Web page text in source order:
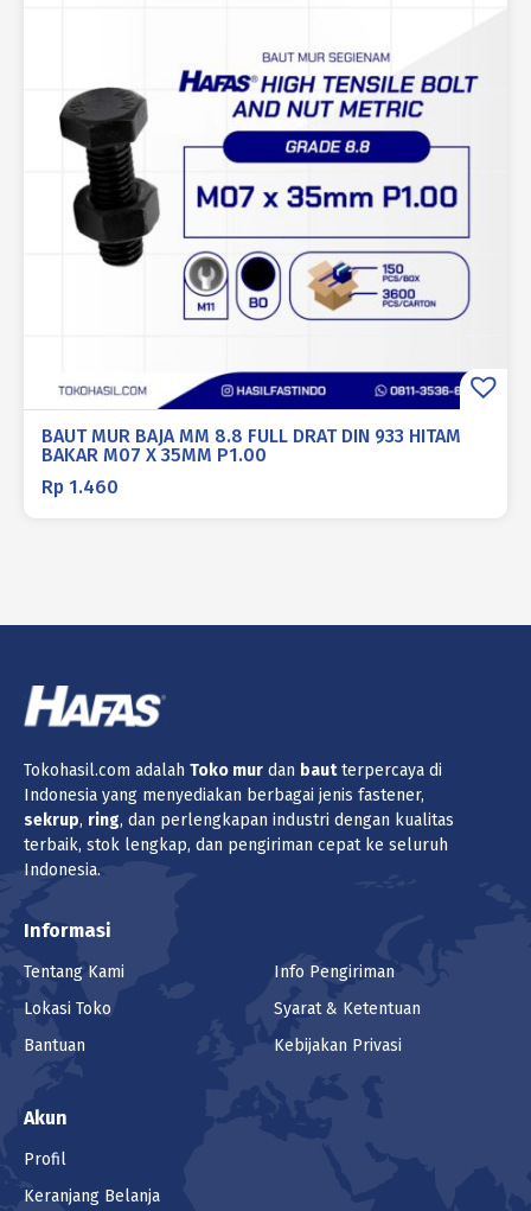
BAUT MUR BAJA MM 8.8 FULL DRAT DIN 933 HITAM
BAKAR M07 X 35MM P1.00
Rp 1.460
Tokohasil.com adalah Toko mur dan bautterpercaya di
Indonesia yang menyediakan berbagai jenis fastener,
sekrup, ring, dan perlengkapan industri dengan kualitas
terbaik, stok lengkap, dan pengiriman cepat ke seluruh
Indonesia.
Informasi
Tentang Kami
Lokasi Toko
Bantuan
Info Pengiriman
Syarat & Ketentuan
Kebijakan Privasi
Akun
Profil
Keranjang Belanja